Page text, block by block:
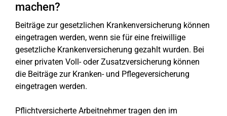
machen?
Beiträge zur gesetzlichen Krankenversicherung können
eingetragen werden, wenn sie für eine freiwillige
gesetzliche Krankenversicherung gezahlt wurden. Bei
einer privaten Voll- oder Zusatzversicherung können
die Beiträge zur Kranken- und Pflegeversicherung
eingetragen werden.
Pflichtversicherte Arbeitnehmer tragen den im